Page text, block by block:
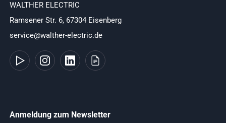
WALTHER ELECTRIC
Ramsener Str. 6, 67304 Eisenberg
service@walther-electric.de
Anmeldung zum Newsletter